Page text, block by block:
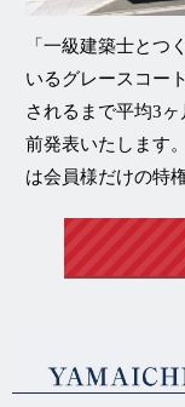
「一級建築士とつ
いるグレースコー
されるまで平均3ヶ
前発表いたします
は会員様だけの特